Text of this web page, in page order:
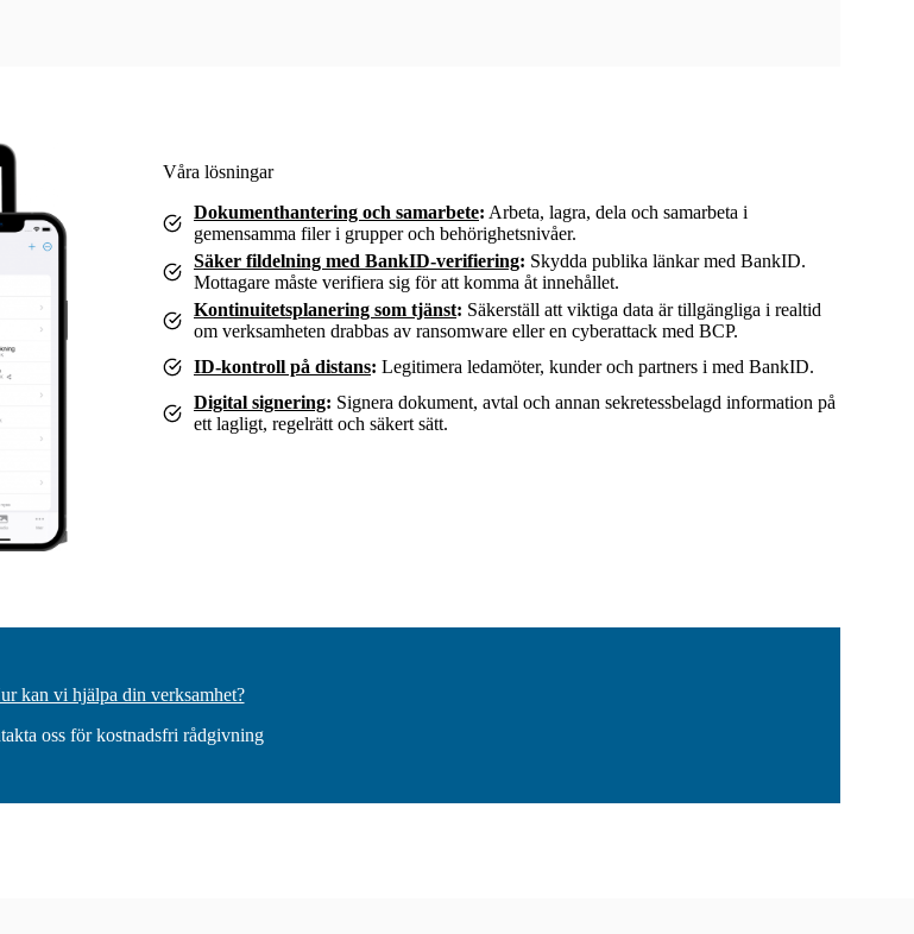
Våra lösningar
Dokumenthantering och samarbete: Arbeta, lagra, dela och samarbeta i
gemensamma filer i grupper och behörighetsnivåer.
Säker fildelning med BankID-verifiering: Skydda publika länkar med BankID.
Mottagare måste verifiera sig för att komma åt innehållet.
Kontinuitetsplanering som tjänst: Säkerställ att viktiga data är tillgängliga i realtid
om verksamheten drabbas av ransomware eller en cyberattack med BCP.
ID-kontroll på distans: Legitimera ledamöter, kunder och partners i med BankID.
Digital signering: Signera dokument, avtal och annan sekretessbelagd information på
ett lagligt, regelrätt och säkert sätt.
kan vi hjälpa din verksamhet?
oss för kostnadsfri rådgivning